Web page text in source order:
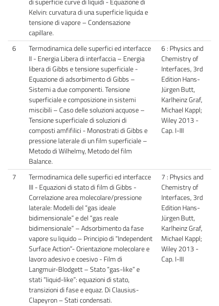
Kelvin: curvatura di una superficie liquida e
tensione di vapore – Condensazione
capillare.
6
Termodinamica delle superfici ed interfacce
II - Energia Libera di interfaccia – Energia
libera di Gibbs e tensione superficiale -
Equazione di adsorbimento di Gibbs –
Sistemi a due componenti. Tensione
superficiale e composizione in sistemi
miscibili – Caso delle soluzioni acquose –
Tensione superficiale di soluzioni di
composti amfifilici - Monostrati di Gibbs e
pressione laterale di un film superficiale –
Metodo di Wilhelmy, Metodo del film
Balance.
6 : Physics and
Chemistry of
Interfaces, 3rd
Edition Hans-
Jürgen Butt,
Karlheinz Graf,
Michael Kappl;
Wiley 2013 -
Cap. I-III
7
Termodinamica delle superfici ed interfacce
III - Equazioni di stato di film di Gibbs -
Correlazione area molecolare/pressione
laterale: Modelli del “gas ideale
bidimensionale” e del “gas reale
bidimensionale” – Adsorbimento da fase
vapore su liquido – Principio di “Independent
Surface Action”- Orientazione molecolare e
lavoro adesivo e coesivo - Film di
Langmuir-Blodgett – Stato “gas-like” e
stati “liquid-like”: equazioni di stato,
transizioni di fase e equaz. Di Clausius-
Clapeyron – Stati condensati.
7 : Physics and
Chemistry of
Interfaces, 3rd
Edition Hans-
Jürgen Butt,
Karlheinz Graf,
Michael Kappl;
Wiley 2013 -
Cap. I-III